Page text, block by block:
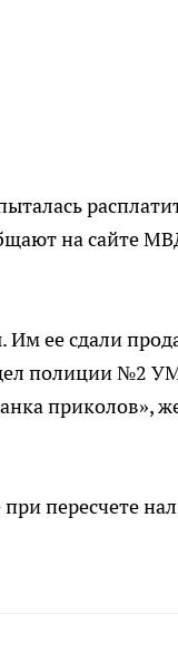
на сайте
Им ее сдали
полиции №2
приколов»,
пересчете